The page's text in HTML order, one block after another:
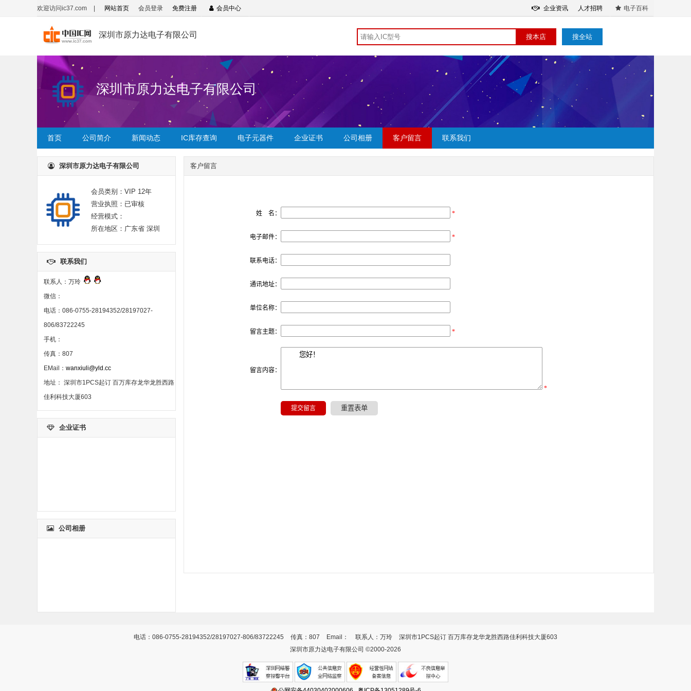
欢迎访问ic37.com 网站首页 会员登录 免费注册 会员中心 企业资讯 人才招聘 电子百科
深圳市原力达电子有限公司 搜本店 搜全站
深圳市原力达电子有限公司
首页 公司简介 新闻动态 IC库存查询 电子元器件 企业证书 公司相册 客户留言 联系我们
深圳市原力达电子有限公司
会员类别：VIP 12年
营业执照：已审核
经营模式：
所在地区：广东省 深圳
联系我们
联系人：万玲
微信：
电话：086-0755-28194352/28197027-
806/83722245
手机：
传真：807
EMail： wanxiuli@yld.cc
地址： 深圳市1PCS起订 百万库存龙华龙胜西路
佳利科技大厦603
企业证书
公司相册
客户留言
电话：086-0755-28194352/28197027-806/83722245 传真：807 Email： 联系人：万玲
深圳市1PCS起订 百万库存龙华龙胜西路佳利科技大厦603
深圳市原力达电子有限公司 ©2000-2026